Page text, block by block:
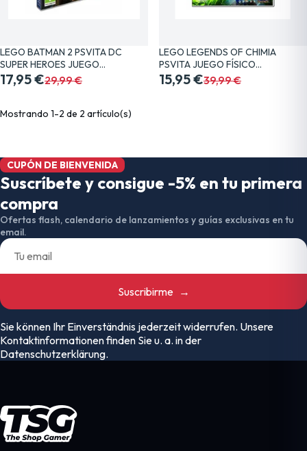
LEGO BATMAN 2 PSVITA DC
SUPER HEROES JUEGO…
17,95 €29,99 €
LEGO LEGENDS OF CHIMIA
PSVITA JUEGO FÍSICO…
15,95 €39,99 €
Mostrando 1-2 de 2 artículo(s)
CUPÓN DE BIENVENIDA
Suscríbete y consigue -5% en tu primera
compra
Ofertas flash, calendario de lanzamientos y guías exclusivas en tu
email.
Suscribirme →
Sie können Ihr Einverständnis jederzeit widerrufen. Unsere
Kontaktinformationen finden Sie u. a. in der
Datenschutzerklärung.